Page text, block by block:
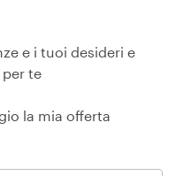
e i tuoi desideri e
te
la mia offerta